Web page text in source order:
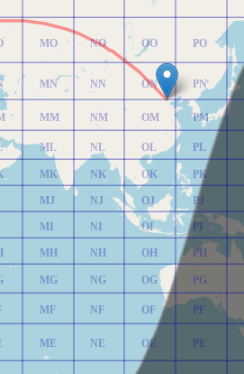
ME
MF
MG
MH
MI
MJ
MK
ML
MM
MN
MO
NE
NF
NG
NH
NI
NJ
NK
NL
NM
NN
NO
OE
OF
OG
OH
OI
OJ
OK
OL
OM
ON
OO
PE
PF
PG
PH
PI
PJ
PK
PL
PM
PN
PO